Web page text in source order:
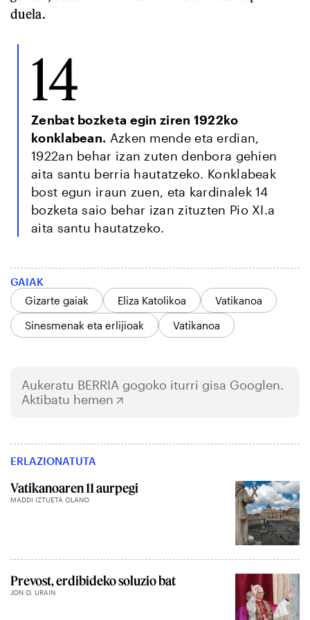
duela.
14
Zenbat bozketa egin ziren 1922ko
konklabean. Azken mende eta erdian,
1922an behar izan zuten denbora gehien
aita santu berria hautatzeko. Konklabeak
bost egun iraun zuen, eta kardinalek 14
bozketa saio behar izan zituzten Pio XI.a
aita santu hautatzeko.
GAIAK
Gizarte gaiak
Eliza Katolikoa
Vatikanoa
Sinesmenak eta erlijioak
Vatikanoa
Aukeratu BERRIA gogoko iturri gisa Googlen.
Aktibatu hemen
ERLAZIONATUTA
Vatikanoaren 11 aurpegi
MADDI IZTUETA OLANO
Prevost, erdibideko soluzio bat
JON O. URAIN